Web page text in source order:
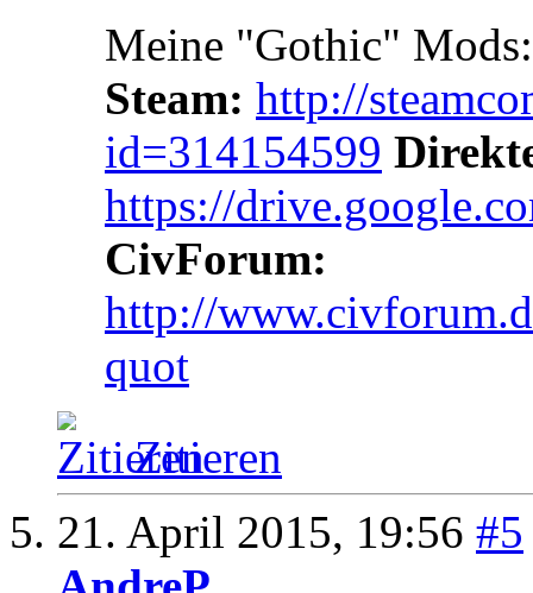
Meine "Gothic" Mods:
Steam: http://
id=314154599
https://
CivForum:
http://
quot
Zitieren
21. April 2015, 19:56 #5